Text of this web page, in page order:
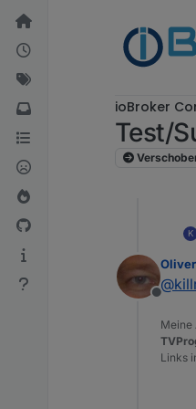
Weiter zum Inhalt
ioBroker
Test/
K
Offline
@
Meine
Links